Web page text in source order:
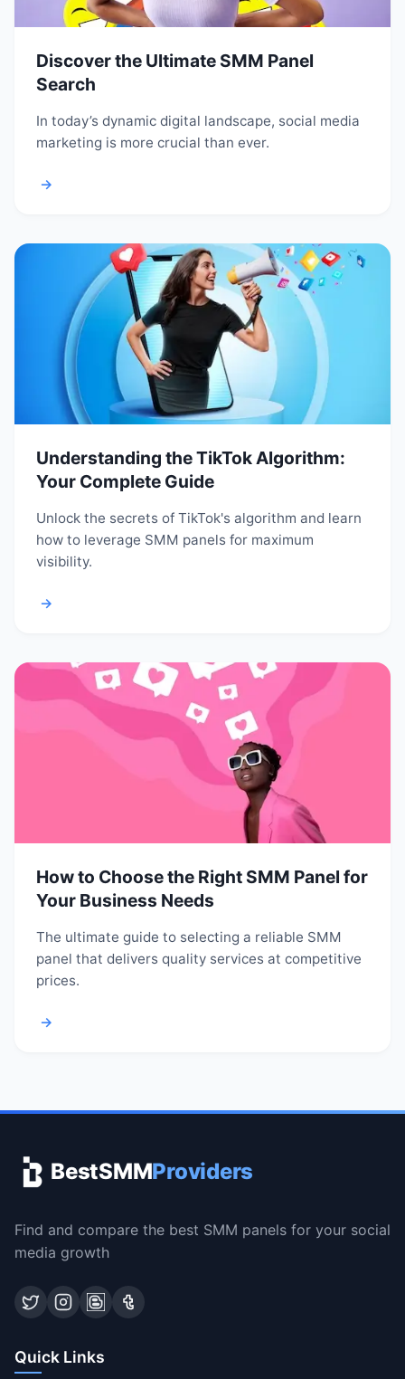
Discover the Ultimate SMM Panel
Search
In today’s dynamic digital landscape, social media
marketing is more crucial than ever.
→
Understanding the TikTok Algorithm:
Your Complete Guide
Unlock the secrets of TikTok's algorithm and learn
how to leverage SMM panels for maximum
visibility.
→
How to Choose the Right SMM Panel for
Your Business Needs
The ultimate guide to selecting a reliable SMM
panel that delivers quality services at competitive
prices.
→
BestSMMProviders
Find and compare the best SMM panels for your social
media growth
Quick Links